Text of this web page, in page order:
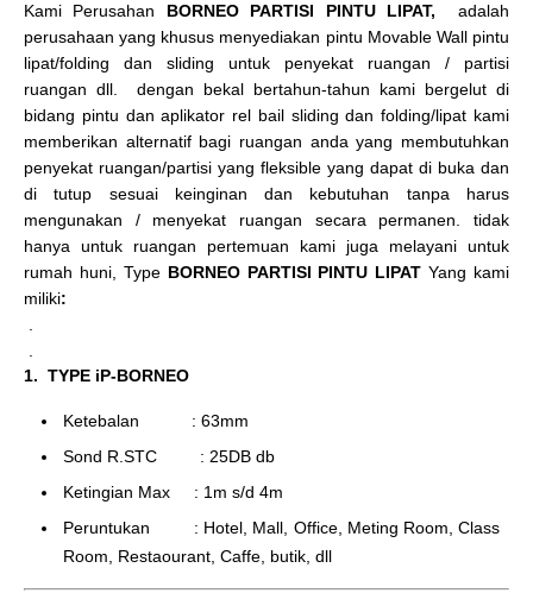
Kami Perusahan BORNEO PARTISI PINTU LIPAT, adalah
perusahaan yang khusus menyediakan pintu Movable Wall pintu
lipat/folding dan sliding untuk penyekat ruangan / partisi
ruangan dll. dengan bekal bertahun-tahun kami bergelut di
bidang pintu dan aplikator rel bail sliding dan folding/lipat kami
memberikan alternatif bagi ruangan anda yang membutuhkan
penyekat ruangan/partisi yang fleksible yang dapat di buka dan
di tutup sesuai keinginan dan kebutuhan tanpa harus
mengunakan / menyekat ruangan secara permanen. tidak
hanya untuk ruangan pertemuan kami juga melayani untuk
rumah huni, Type BORNEO PARTISI PINTU LIPAT Yang kami
miliki:
1. TYPE iP-BORNEO
Ketebalan : 63mm
Sond R.STC : 25DB db
Ketingian Max : 1m s/d 4m
Peruntukan : Hotel, Mall, Office, Meting Room, Class
Room, Restaourant, Caffe, butik, dll